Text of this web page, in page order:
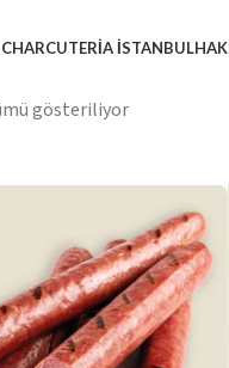
İSTANBUL
gösteriliyor